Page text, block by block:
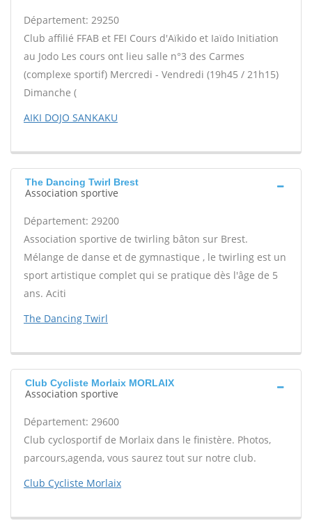
Département: 29250
Club affilié FFAB et FEI Cours d'Aïkido et Iaïdo Initiation
au Jodo Les cours ont lieu salle n°3 des Carmes
(complexe sportif) Mercredi - Vendredi (19h45 / 21h15)
Dimanche (
AIKI DOJO SANKAKU
The Dancing Twirl Brest
Association sportive
Département: 29200
Association sportive de twirling bâton sur Brest.
Mélange de danse et de gymnastique , le twirling est un
sport artistique complet qui se pratique dès l'âge de 5
ans. Aciti
The Dancing Twirl
Club Cycliste Morlaix MORLAIX
Association sportive
Département: 29600
Club cyclosportif de Morlaix dans le finistère. Photos,
parcours,agenda, vous saurez tout sur notre club.
Club Cycliste Morlaix